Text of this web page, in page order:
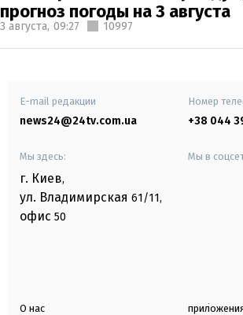
прогноз погоды на 3 августа
3 августа, 09:27 10997
E-mail редакции
news24@24tv.com.ua
Номер
+38 044
Мы здесь:
г. Киев,
ул. Владимирская 61/11,
офис 50
Мы в
О нас